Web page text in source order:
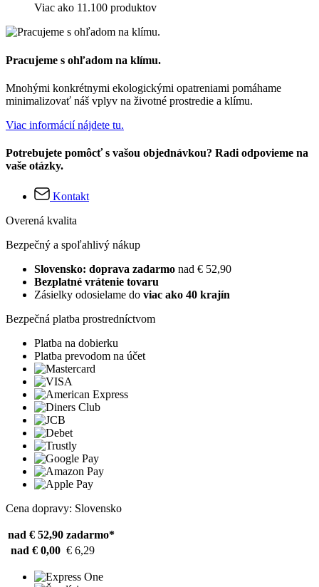
Viac ako 11.100 produktov
Pracujeme s ohľadom na klímu.
Mnohými konkrétnymi ekologickými opatreniami pomáhame
minimalizovať náš vplyv na životné prostredie a klímu.
Viac informácií nájdete tu.
Potrebujete pomôcť s vašou objednávkou? Radi odpovieme na
vaše otázky.
Kontakt
Overená kvalita
Bezpečný a spoľahlivý nákup
Slovensko: doprava zadarmo nad € 52,90
Bezplatné vrátenie tovaru
Zásielky odosielame do viac ako 40 krajín
Bezpečná platba prostredníctvom
Platba na dobierku
Platba prevodom na účet
Cena dopravy: Slovensko
nad € 52,90 zadarmo*
nad € 0,00 € 6,29